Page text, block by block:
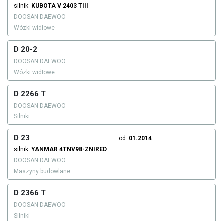
silnik: KUBOTA V 2403 TIII
DOOSAN DAEWOO
Wózki widłowe
D 20-2
DOOSAN DAEWOO
Wózki widłowe
D 2266 T
DOOSAN DAEWOO
Silniki
D 23 od: 01.2014
silnik: YANMAR 4TNV98-ZNIRED
DOOSAN DAEWOO
Maszyny budowlane
D 2366 T
DOOSAN DAEWOO
Silniki